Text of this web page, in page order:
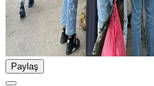
Paylaş